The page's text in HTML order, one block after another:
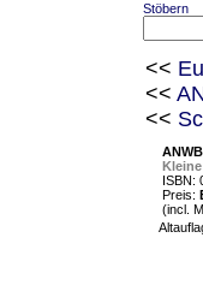
Stöbern
<<
<<
<<
ISBN:
Preis:
(incl.